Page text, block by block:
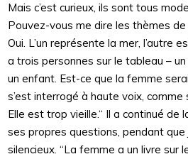
Mais c’est curieux, ils sont tous
Pouvez-vous me dire les thèmes
Oui. L’un représente la mer, l’autre
a trois personnes sur le tableau –
un enfant. Est-ce que la femme
s’est interrogé à haute voix, comme
Elle est trop vieille.“ Il a continué de
ses propres questions, pendant
silencieux. “La femme a un livre sur